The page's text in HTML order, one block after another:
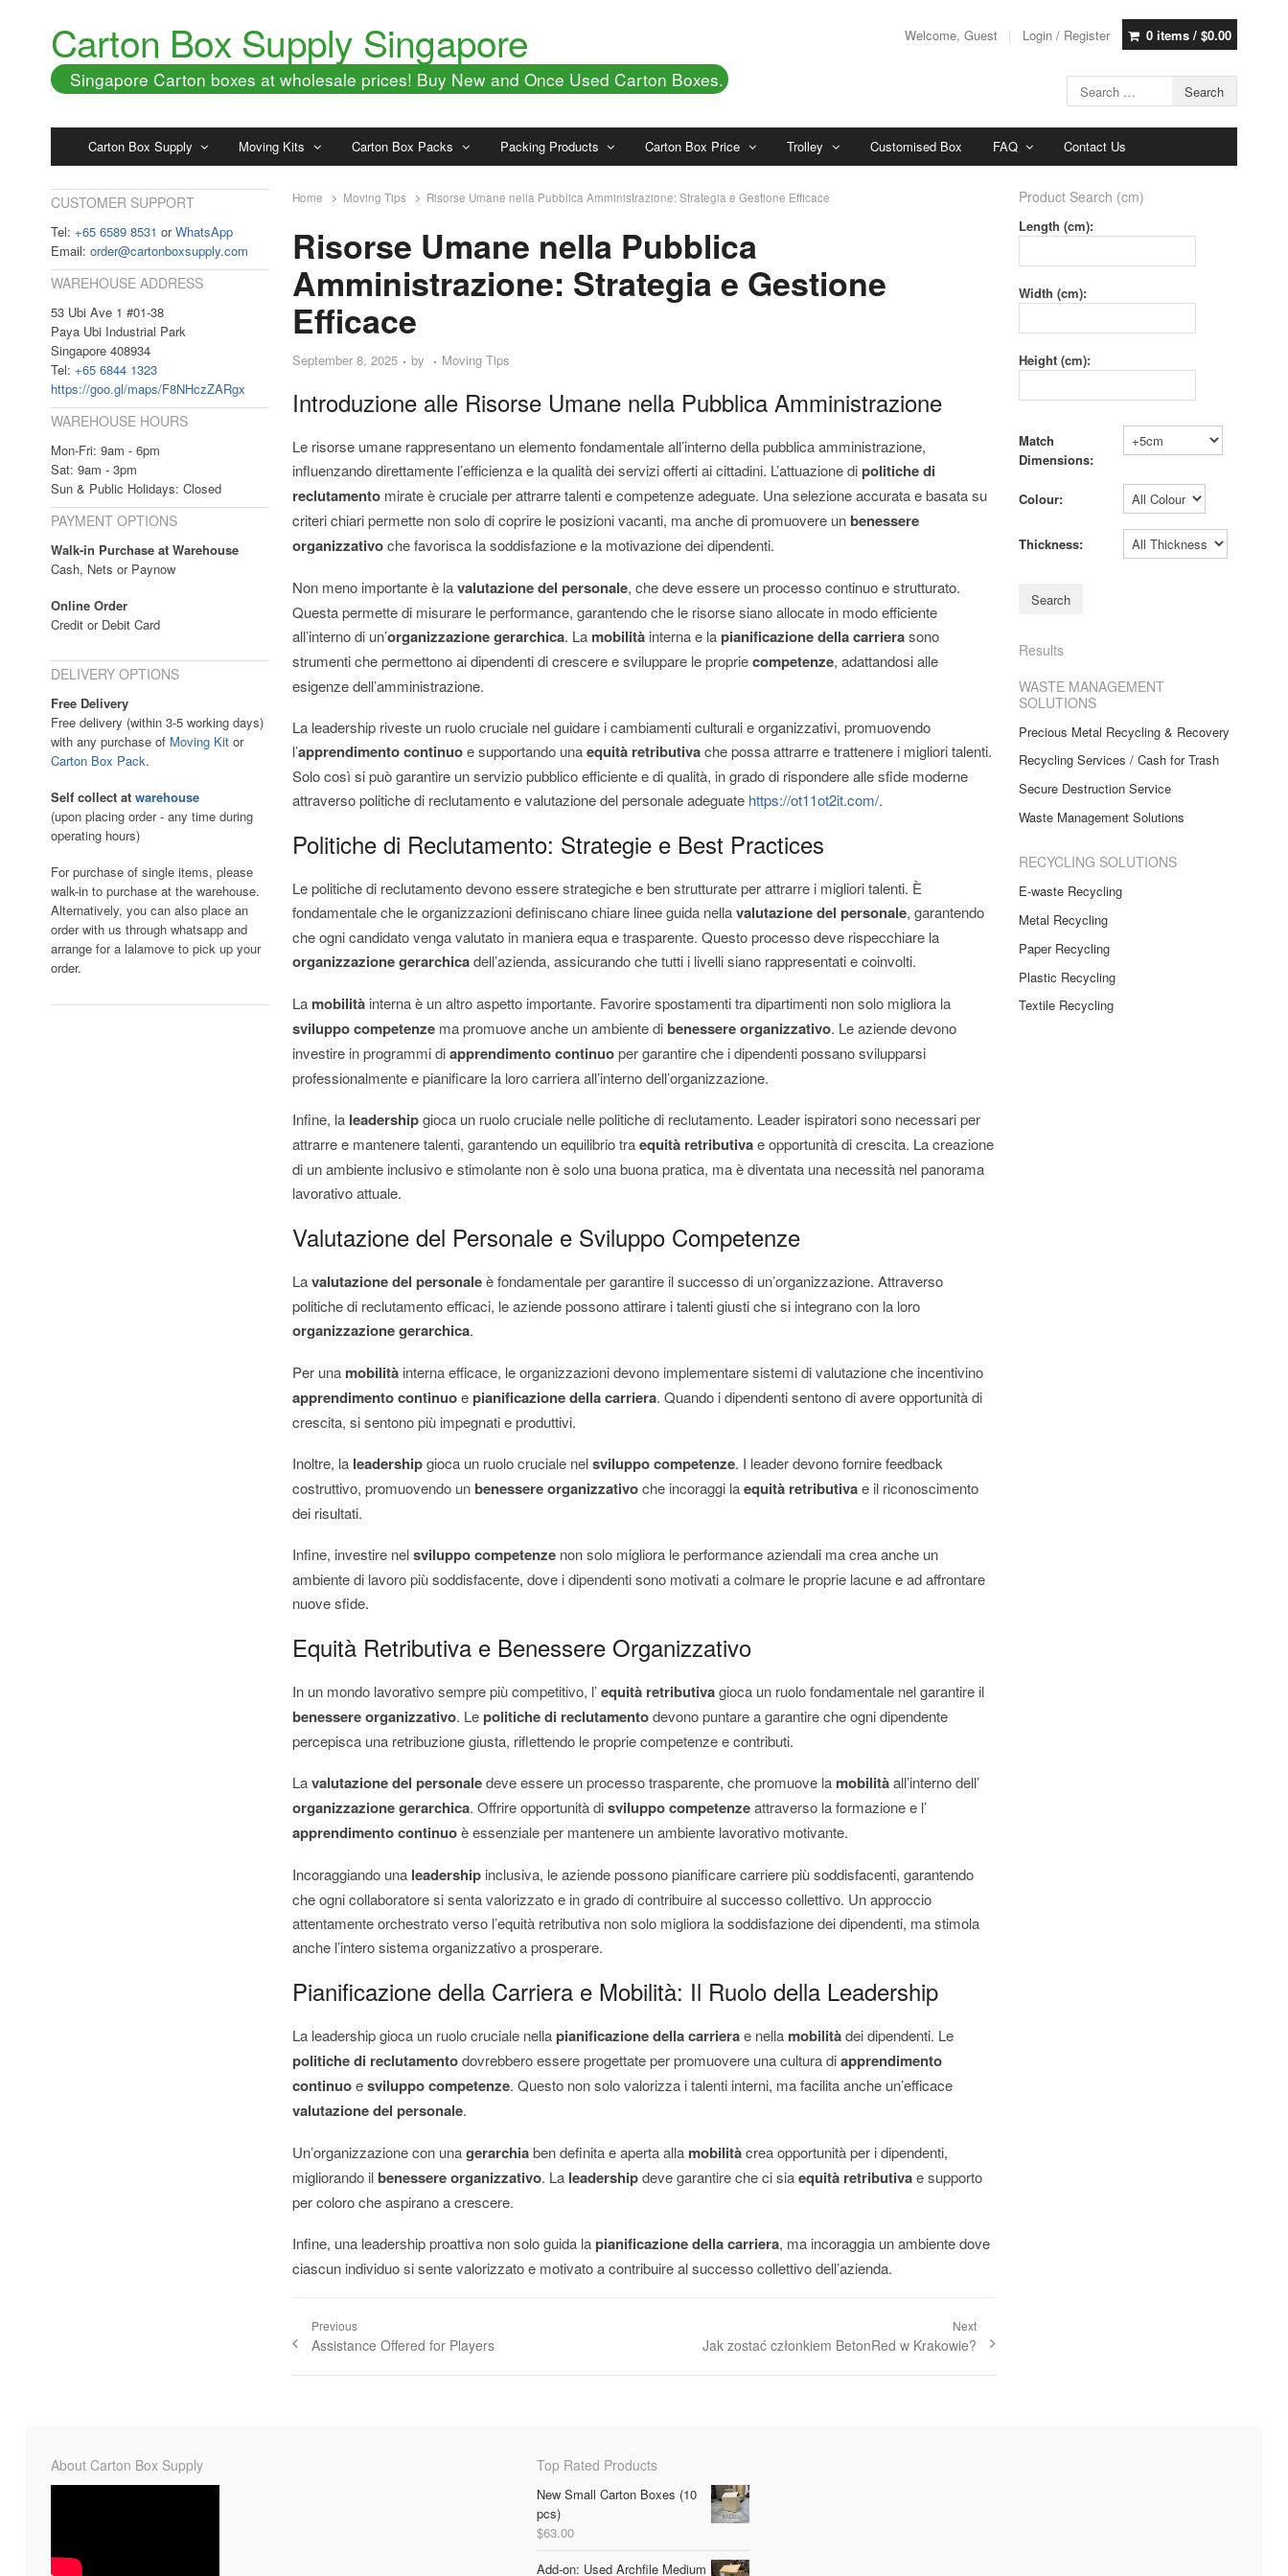
Welcome, Guest Login / Register 0 items / $0.00
Carton Box Supply Singapore
Singapore Carton boxes at wholesale prices! Buy New and Once Used Carton Boxes.
Carton Box Supply Moving Kits Carton Box Packs Packing Products Carton Box Price Trolley Customised Box FAQ Contact Us
Home Moving Tips Risorse Umane nella Pubblica Amministrazione: Strategia e Gestione Efficace
Risorse Umane nella Pubblica
Amministrazione: Strategia e Gestione
Efficace
September 8, 2025 by Moving Tips
Introduzione alle Risorse Umane nella Pubblica Amministrazione
Le risorse umane rappresentano un elemento fondamentale all’interno della pubblica amministrazione,
influenzando direttamente l’efficienza e la qualità dei servizi offerti ai cittadini. L’attuazione dipolitiche di
reclutamento mirate è cruciale per attrarre talenti e competenze adeguate. Una selezione accurata e basata su
criteri chiari permette non solo di coprire le posizioni vacanti, ma anche di promuovere un benessere
organizzativoche favorisca la soddisfazione e la motivazione dei dipendenti.
Non meno importante è lavalutazione del personale, che deve essere un processo continuo e strutturato.
Questa permette di misurare le performance, garantendo che le risorse siano allocate in modo efficiente
all’interno di un’organizzazione gerarchica. La mobilità interna e lapianificazione della carrierasono
strumenti che permettono ai dipendenti di crescere e sviluppare le propriecompetenze, adattandosi alle
esigenze dell’amministrazione.
La leadership riveste un ruolo cruciale nel guidare i cambiamenti culturali e organizzativi, promuovendo
l’apprendimento continuoe supportando unaequità retributivache possa attrarre e trattenere i migliori talenti.
Solo così si può garantire un servizio pubblico efficiente e di qualità, in grado di rispondere alle sfide moderne
attraverso politiche di reclutamento e valutazione del personale adeguate https://ot11ot2it.com/.
Politiche di Reclutamento: Strategie e Best Practices
Le politiche di reclutamento devono essere strategiche e ben strutturate per attrarre i migliori talenti. È
fondamentale che le organizzazioni definiscano chiare linee guida nellavalutazione del personale, garantendo
che ogni candidato venga valutato in maniera equa e trasparente. Questo processo deve rispecchiare la
organizzazione gerarchicadell’azienda, assicurando che tutti i livelli siano rappresentati e coinvolti.
La mobilità interna è un altro aspetto importante. Favorire spostamenti tra dipartimenti non solo migliora la
sviluppo competenze ma promuove anche un ambiente di benessere organizzativo. Le aziende devono
investire in programmi diapprendimento continuoper garantire che i dipendenti possano svilupparsi
professionalmente e pianificare la loro carriera all’interno dell’organizzazione.
Infine, la leadershipgioca un ruolo cruciale nelle politiche di reclutamento. Leader ispiratori sono necessari per
attrarre e mantenere talenti, garantendo un equilibrio traequità retributivae opportunità di crescita. La creazione
di un ambiente inclusivo e stimolante non è solo una buona pratica, ma è diventata una necessità nel panorama
lavorativo attuale.
Valutazione del Personale e Sviluppo Competenze
Lavalutazione del personaleè fondamentale per garantire il successo di un’organizzazione. Attraverso
politiche di reclutamento efficaci, le aziende possono attirare i talenti giusti che si integrano con la loro
organizzazione gerarchica.
Per una mobilità interna efficace, le organizzazioni devono implementare sistemi di valutazione che incentivino
apprendimento continuoepianificazione della carriera. Quando i dipendenti sentono di avere opportunità di
crescita, si sentono più impegnati e produttivi.
Inoltre, la leadershipgioca un ruolo cruciale nelsviluppo competenze. I leader devono fornire feedback
costruttivo, promuovendo un benessere organizzativoche incoraggi laequità retributivae il riconoscimento
dei risultati.
Infine, investire nelsviluppo competenze non solo migliora le performance aziendali ma crea anche un
ambiente di lavoro più soddisfacente, dove i dipendenti sono motivati a colmare le proprie lacune e ad affrontare
nuove sfide.
Equità Retributiva e Benessere Organizzativo
In un mondo lavorativo sempre più competitivo, l’equità retributivagioca un ruolo fondamentale nel garantire il
benessere organizzativo. Lepolitiche di reclutamentodevono puntare a garantire che ogni dipendente
percepisca una retribuzione giusta, riflettendo le proprie competenze e contributi.
Lavalutazione del personaledeve essere un processo trasparente, che promuove la mobilitàall’interno dell’
organizzazione gerarchica. Offrire opportunità disviluppo competenzeattraverso la formazione e l’
apprendimento continuoè essenziale per mantenere un ambiente lavorativo motivante.
Incoraggiando una leadership inclusiva, le aziende possono pianificare carriere più soddisfacenti, garantendo
che ogni collaboratore si senta valorizzato e in grado di contribuire al successo collettivo. Un approccio
attentamente orchestrato verso l’equità retributiva non solo migliora la soddisfazione dei dipendenti, ma stimola
anche l’intero sistema organizzativo a prosperare.
Pianificazione della Carriera e Mobilità: Il Ruolo della Leadership
La leadership gioca un ruolo cruciale nellapianificazione della carrierae nella mobilitàdei dipendenti. Le
politiche di reclutamentodovrebbero essere progettate per promuovere una cultura diapprendimento
continuoesviluppo competenze. Questo non solo valorizza i talenti interni, ma facilita anche un’efficace
valutazione del personale.
Un’organizzazione con unagerarchiaben definita e aperta alla mobilitàcrea opportunità per i dipendenti,
migliorando il benessere organizzativo. La leadershipdeve garantire che ci siaequità retributivae supporto
per coloro che aspirano a crescere.
Infine, una leadership proattiva non solo guida lapianificazione della carriera, ma incoraggia un ambiente dove
ciascun individuo si sente valorizzato e motivato a contribuire al successo collettivo dell’azienda.
Previous
Assistance Offered for Players
Next
Jak zostać członkiem BetonRed w Krakowie?
Product Search (cm)
Length (cm):
Width (cm):
Height (cm):
Match
Dimensions:
Colour:
Thickness:
Results
WASTE MANAGEMENT
SOLUTIONS
Precious Metal Recycling & Recovery
Recycling Services / Cash for Trash
Secure Destruction Service
Waste Management Solutions
RECYCLING SOLUTIONS
E-waste Recycling
Metal Recycling
Paper Recycling
Plastic Recycling
Textile Recycling
CUSTOMER SUPPORT
Tel: +65 6589 8531 orWhatsApp
Email: order@cartonboxsupply.com
WAREHOUSE ADDRESS
53 Ubi Ave 1 #01-38
Paya Ubi Industrial Park
Singapore 408934
Tel: +65 6844 1323
https://goo.gl/maps/F8NHczZARgx
WAREHOUSE HOURS
Mon-Fri: 9am - 6pm
Sat: 9am - 3pm
Sun & Public Holidays: Closed
PAYMENT OPTIONS
Walk-in Purchase at Warehouse
Cash, Nets or Paynow
Online Order
Credit or Debit Card
DELIVERY OPTIONS
Free Delivery
Free delivery (within 3-5 working days)
with any purchase of Moving Kitor
Carton Box Pack.
Self collect at warehouse
(upon placing order - any time during
operating hours)
For purchase of single items, please
walk-in to purchase at the warehouse.
Alternatively, you can also place an
order with us through whatsapp and
arrange for a lalamove to pick up your
order.
About Carton Box Supply Top Rated Products
New Small Carton Boxes (10
pcs)
$63.00
Add-on: Used Archfile Medium